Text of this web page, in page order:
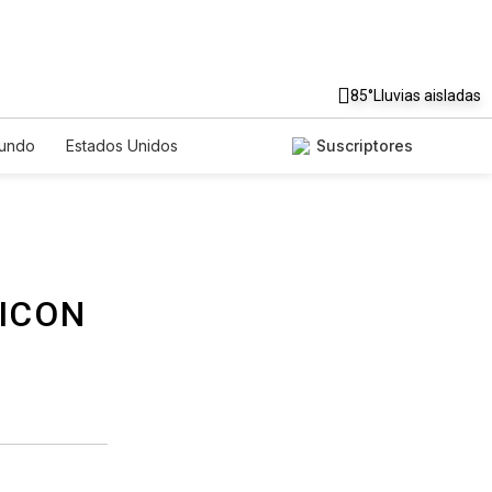
85°Lluvias aisladas
Estados Unidos
Suscriptores